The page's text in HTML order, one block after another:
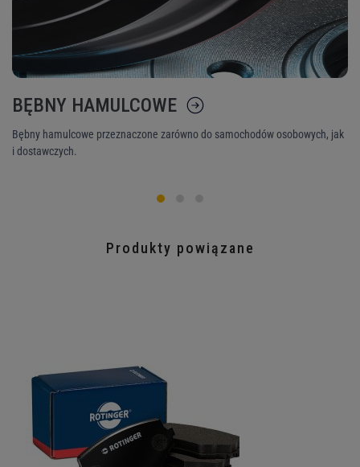
BĘBNY HAMULCOWE
Bębny hamulcowe przeznaczone zarówno do samochodów osobowych, jak
i dostawczych.
Produkty powiązane